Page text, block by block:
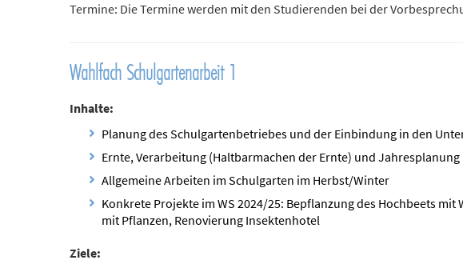
Termine: Die Termine werden mit den Studierenden bei der
Wahlfach Schulgartenarbeit 1
Inhalte:
Planung des Schulgartenbetriebes und der Einbindung in den
Ernte, Verarbeitung (Haltbarmachen der Ernte) und Jahresplanung
Allgemeine Arbeiten im Schulgarten im Herbst/Winter
Konkrete Projekte im WS 2024/25: Bepflanzung des Hochbeets
mit Pflanzen, Renovierung Insektenhotel
Ziele: